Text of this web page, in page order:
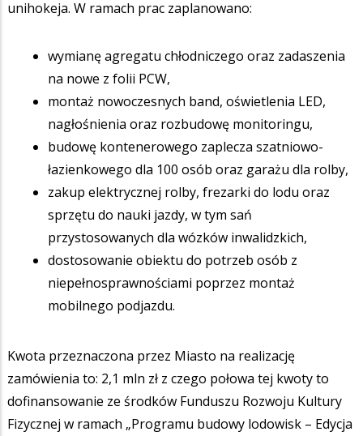
unihokeja. W ramach prac zaplanowano:
wymianę agregatu chłodniczego oraz zadaszenia
na nowe z folii PCW,
montaż nowoczesnych band, oświetlenia LED,
nagłośnienia oraz rozbudowę monitoringu,
budowę kontenerowego zaplecza szatniowo-
łazienkowego dla 100 osób oraz garażu dla rolby,
zakup elektrycznej rolby, frezarki do lodu oraz
sprzętu do nauki jazdy, w tym sań
przystosowanych dla wózków inwalidzkich,
dostosowanie obiektu do potrzeb osób z
niepełnosprawnościami poprzez montaż
mobilnego podjazdu.
Kwota przeznaczona przez Miasto na realizację
zamówienia to: 2,1 mln zł z czego połowa tej kwoty to
dofinansowanie ze środków Funduszu Rozwoju Kultury
Fizycznej w ramach „Programu budowy lodowisk – Edycja